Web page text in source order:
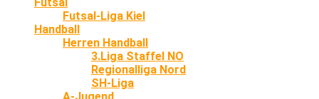
Futsal-Liga Kiel
Handball
Herren Handball
3.Liga Staffel NO
Regionalliga Nord
SH-Liga